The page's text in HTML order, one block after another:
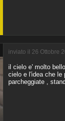
inviato il 26 Ottobre
il cielo e' molto
cielo e l'idea che le
parcheggiate ,